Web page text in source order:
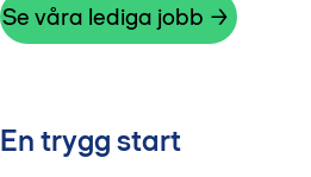
Se våra lediga jobb
En trygg start